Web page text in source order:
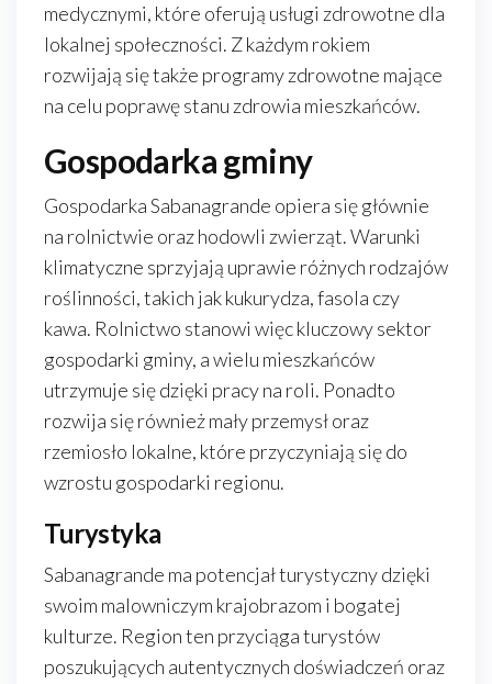
medycznymi, które oferują usługi zdrowotne dla
lokalnej społeczności. Z każdym rokiem
rozwijają się także programy zdrowotne mające
na celu poprawę stanu zdrowia mieszkańców.
Gospodarka gminy
Gospodarka Sabanagrande opiera się głównie
na rolnictwie oraz hodowli zwierząt. Warunki
klimatyczne sprzyjają uprawie różnych rodzajów
roślinności, takich jak kukurydza, fasola czy
kawa. Rolnictwo stanowi więc kluczowy sektor
gospodarki gminy, a wielu mieszkańców
utrzymuje się dzięki pracy na roli. Ponadto
rozwija się również mały przemysł oraz
rzemiosło lokalne, które przyczyniają się do
wzrostu gospodarki regionu.
Turystyka
Sabanagrande ma potencjał turystyczny dzięki
swoim malowniczym krajobrazom i bogatej
kulturze. Region ten przyciąga turystów
poszukujących autentycznych doświadczeń oraz